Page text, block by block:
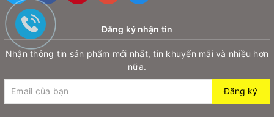
- Khác với những giá đỡ thông thường cần phải khoan lỗ
hay sử dụng các công cụ phức tạp,
MagPro Series II
sử dụng phương pháp dán Stick-on
tiện lợi. Chỉ cần tháo lớp keo và gắn vào bề mặt bạn
mong muốn, và bạn đã có một giá đỡ vững chãi. Thiết kế
này cực kỳ dễ sử dụng và không để lại dấu vết khi tháo
Đăng ký nhận tin
Nhận thông tin sản phẩm mới nhất, tin khuyến mãi và nhiều hơn
nữa.
Đăng ký